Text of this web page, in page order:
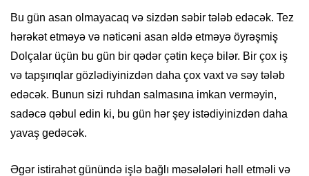
Bu gün asan olmayacaq və sizdən səbir tələb edəcək. Tez
hərəkət etməyə və nəticəni asan əldə etməyə öyrəşmiş
Dolçalar üçün bu gün bir qədər çətin keçə bilər. Bir çox iş
və tapşırıqlar gözlədiyinizdən daha çox vaxt və səy tələb
edəcək. Bunun sizi ruhdan salmasına imkan verməyin,
sadəcə qəbul edin ki, bu gün hər şey istədiyinizdən daha
yavaş gedəcək.
Əgər istirahət günündə işlə bağlı məsələləri həll etməli və